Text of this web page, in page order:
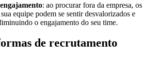
: ao procurar fora da empresa, os
equipe podem se sentir desvalorizados e
o engajamento do seu time.
de recrutamento